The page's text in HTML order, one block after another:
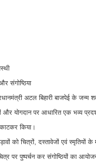
संगोष्ठिया
अटल बिहारी बाजपेई के जन्म
योगदान पर आधारित एक भव्य
किया।
को चित्रों, दस्तावेजों एवं
पुष्पर्चन कर संगोष्ठियों का